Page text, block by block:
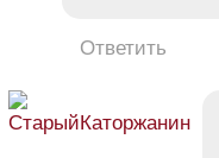
Ответить